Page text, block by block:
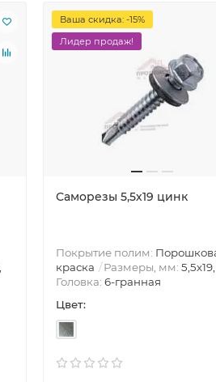
Ваша скидка: -15%
Лидер продаж!
Саморезы 5,5х19 цинк
Покрытие полим:
краска
Размеры, мм:
Головка: 6-гранная
Цвет: